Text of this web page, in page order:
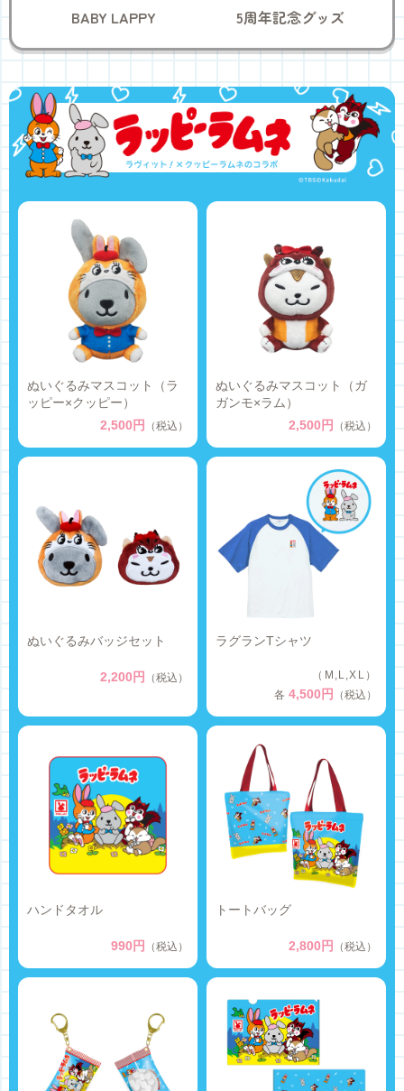
BABY LAPPY 5周年記念グッズ
商品情報
ぬいぐるみマスコット（ラ
ッピー×クッピー）
2,500円
（税込）
ぬいぐるみマスコット（ガ
ガンモ×ラム）
2,500円
（税込）
ぬいぐるみバッジセット
2,200円 （税込）
ラグランTシャツ
（M,L,XL）
各 4,500円 （税込）
ハンドタオル
990円 （税込）
トートバッグ
2,800円 （税込）